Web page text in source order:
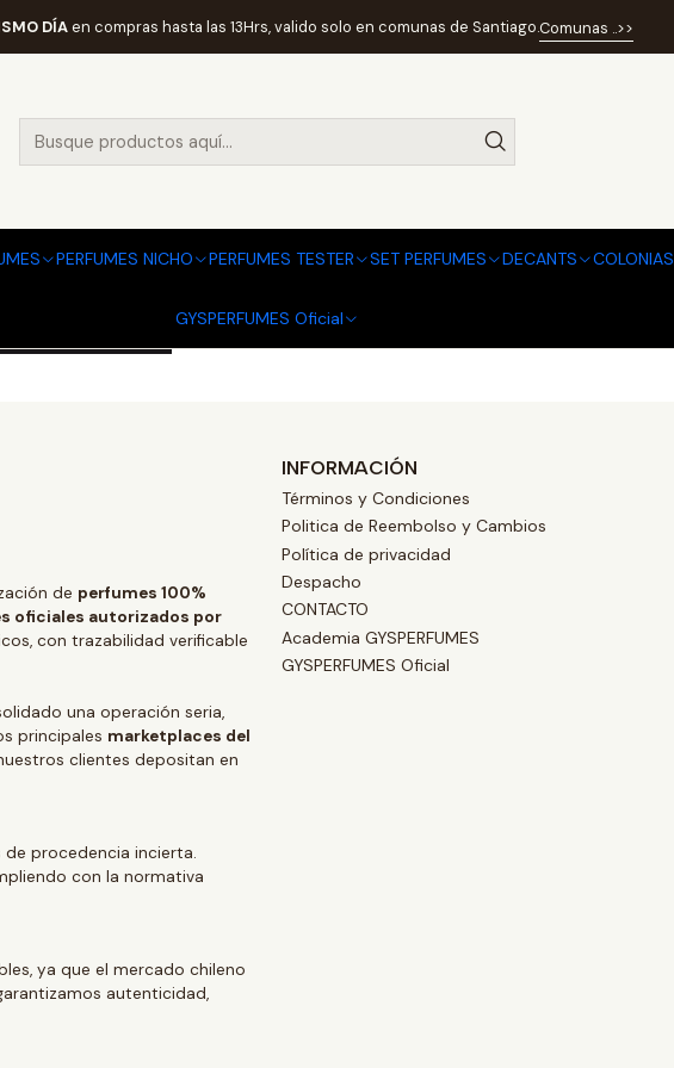
PERFUMES NICHO PERFUMES TESTER SET PERFUMES DECANTS COLONIAS
GYSPERFUMES Oficial
DÍAen compras hasta las 13Hrs, valido solo en comunas de Santiago.Comunas ..>>
Inicio PERFUMES Y COLONIAS PAMELA DIAZ
PAMELA DIAZ
100ML EDP
de perfumes 100%
oficiales autorizados por
con trazabilidad verificable
una operación seria,
principales marketplaces del
clientes depositan en
procedencia incierta.
con la normativa
ya que el mercado chileno
garantizamos autenticidad,
INFORMACIÓN
Términos y Condiciones
Politica de Reembolso y Cambios
Política de privacidad
Despacho
CONTACTO
Academia GYSPERFUMES
GYSPERFUMES Oficial